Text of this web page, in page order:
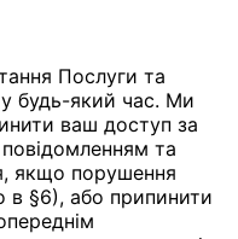
Послуги та
у будь-який час. Ми
ваш доступ за
та
якщо порушення
в §6), або припинити